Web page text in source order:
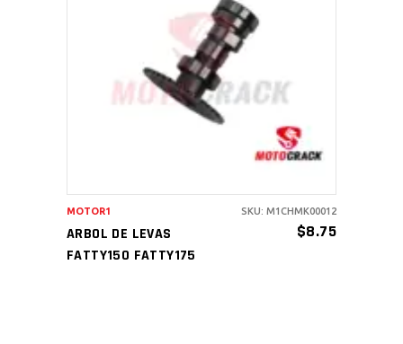
AÑADIR AL CARRITO
ARBOL DE LEVAS
FATTY150 FATTY175
$8.75
MOTOR1 SKU: M1CHMK00012